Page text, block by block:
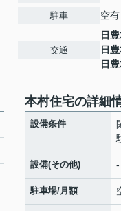
駐車 空有
交通
日
日
日
本村住宅の詳細
設備条件
設備(その他) -
駐車場/月額